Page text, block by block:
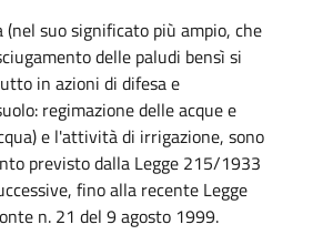
suo significato più ampio, che
delle paludi bensì si
in azioni di difesa e
regimazione delle acque e
e l'attività di irrigazione, sono
previsto dalla Legge 215/1933
fino alla recente Legge
n. 21 del 9 agosto 1999.